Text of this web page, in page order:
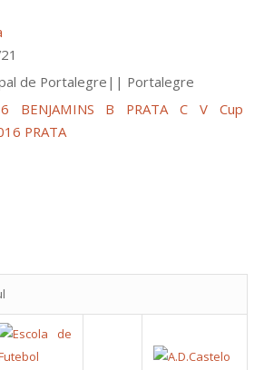
de Portalegre|| Portalegre
BENJAMINS B PRATA
C V Cup
PRATA